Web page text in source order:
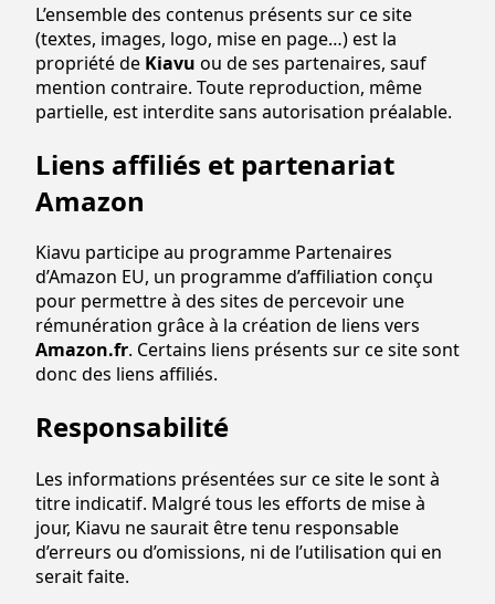
L’ensemble des contenus présents sur ce site
(textes, images, logo, mise en page…) est la
propriété de Kiavu ou de ses partenaires, sauf
mention contraire. Toute reproduction, même
partielle, est interdite sans autorisation préalable.
Liens affiliés et partenariat
Amazon
Kiavu participe au programme Partenaires
d’Amazon EU, un programme d’affiliation conçu
pour permettre à des sites de percevoir une
rémunération grâce à la création de liens vers
Amazon.fr. Certains liens présents sur ce site sont
donc des liens affiliés.
Responsabilité
Les informations présentées sur ce site le sont à
titre indicatif. Malgré tous les efforts de mise à
jour, Kiavu ne saurait être tenu responsable
d’erreurs ou d’omissions, ni de l’utilisation qui en
serait faite.